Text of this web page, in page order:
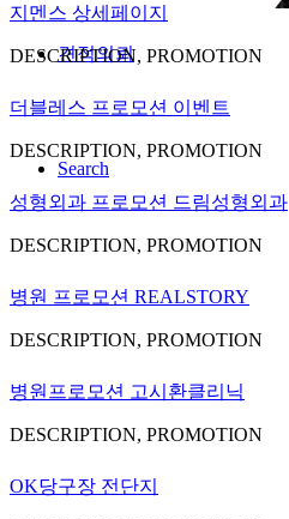
견적의뢰
Search
지멘스 상세페이지
DESCRIPTION, PROMOTION
더블레스 프로모션 이벤트
DESCRIPTION, PROMOTION
성형외과 프로모션 드림성형외과
DESCRIPTION, PROMOTION
병원 프로모션 REALSTORY
DESCRIPTION, PROMOTION
병원프로모션 고시환클리닉
DESCRIPTION, PROMOTION
OK당구장 전단지